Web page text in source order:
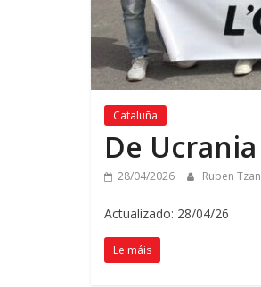
Cataluña
De
28/04/2026 Ruben
Actualizado: 28/04/26
Le máis